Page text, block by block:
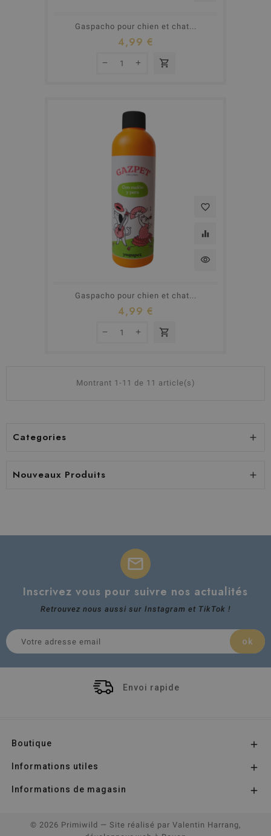
Gaspacho pour chien et chat...
4,99 €
shopping_cart
favorite_border
equalizer
visibility
Gaspacho pour chien et chat...
4,99 €
shopping_cart
Montrant 1-11 de 11 article(s)
Categories 
Nouveaux Produits 
mail
Inscrivez vous pour suivre nos actualités
Retrouvez nous aussi sur Instagram et TikTok !
Paiement sécurisé
Boutique 
Informations utiles 
Informations de magasin 
© 2026 Primiwild — Site réalisé par Valentin Harrang,